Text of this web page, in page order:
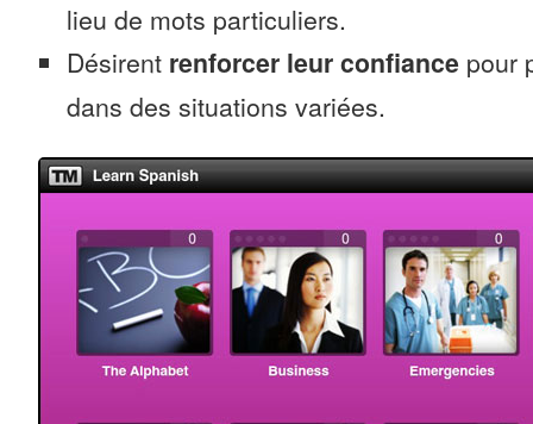
lieu de mots particuliers.
Désirent renforcer leur confiance pour
dans des situations variées.